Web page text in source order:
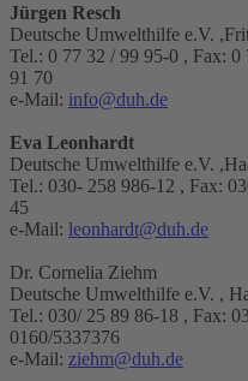
Jürgen Resch
Deutsche Umwelthilfe e.V.
Tel.: 0 77 32 / 99 95-0 , Fax:
91 70
e-Mail: info@duh.de
Eva Leonhardt
Deutsche Umwelthilfe e.V.
Tel.: 030- 258 986-12 , Fax:
45
e-Mail: leonhardt@duh.de
Dr. Cornelia Ziehm
Deutsche Umwelthilfe e.V. ,
Tel.: 030/ 25 89 86-18 , Fax:
0160/5337376
e-Mail: ziehm@duh.de